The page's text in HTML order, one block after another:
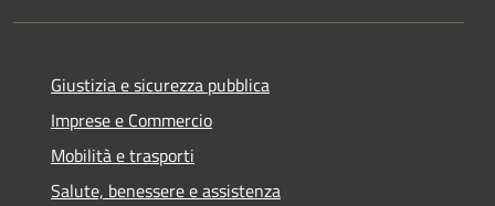
Giustizia e sicurezza pubblica
Imprese e Commercio
Mobilità e trasporti
Salute, benessere e assistenza